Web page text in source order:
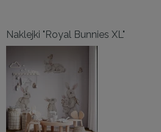
Naklejki "Royal Bunnies XL"